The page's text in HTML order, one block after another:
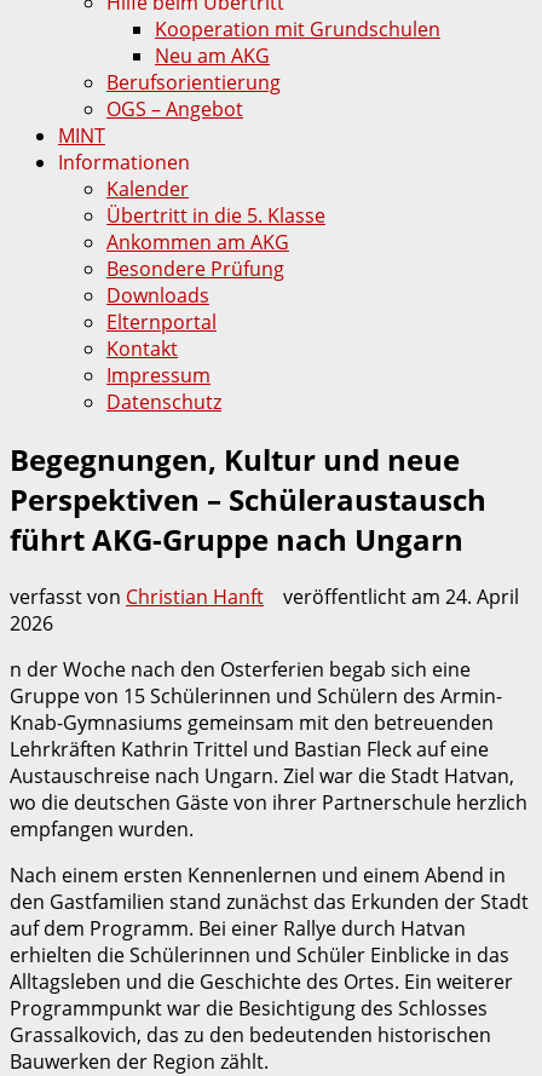
Kooperation mit Grundschulen
Neu am AKG
Berufsorientierung
OGS – Angebot
MINT
Informationen
Kalender
Übertritt in die 5. Klasse
Ankommen am AKG
Besondere Prüfung
Downloads
Elternportal
Kontakt
Impressum
Datenschutz
Begegnungen, Kultur und neue
Perspektiven – Schüleraustausch
führt AKG-Gruppe nach Ungarn
verfasst von Christian Hanft veröffentlicht am 24. April
2026
n der Woche nach den Osterferien begab sich eine
Gruppe von 15 Schülerinnen und Schülern des Armin-
Knab-Gymnasiums gemeinsam mit den betreuenden
Lehrkräften Kathrin Trittel und Bastian Fleck auf eine
Austauschreise nach Ungarn. Ziel war die Stadt Hatvan,
wo die deutschen Gäste von ihrer Partnerschule herzlich
empfangen wurden.
Nach einem ersten Kennenlernen und einem Abend in
den Gastfamilien stand zunächst das Erkunden der Stadt
auf dem Programm. Bei einer Rallye durch Hatvan
erhielten die Schülerinnen und Schüler Einblicke in das
Alltagsleben und die Geschichte des Ortes. Ein weiterer
Programmpunkt war die Besichtigung des Schlosses
Grassalkovich, das zu den bedeutenden historischen
Bauwerken der Region zählt.